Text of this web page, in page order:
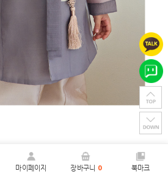
마이페이지 장바구니 0 북마크